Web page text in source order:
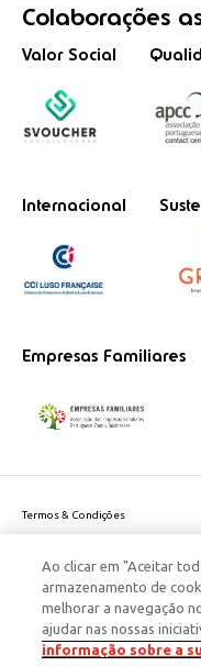
Colaborações
Valor Social
Internacional
Empresas Familiares
Termos & Condições
Politica de Cookies
Política de Privacidade Dados
Responsabilidade Social
Ao clicar em "Aceitar
armazenamento de
melhorar a navegação
ajudar nas nossas
informação sobre a